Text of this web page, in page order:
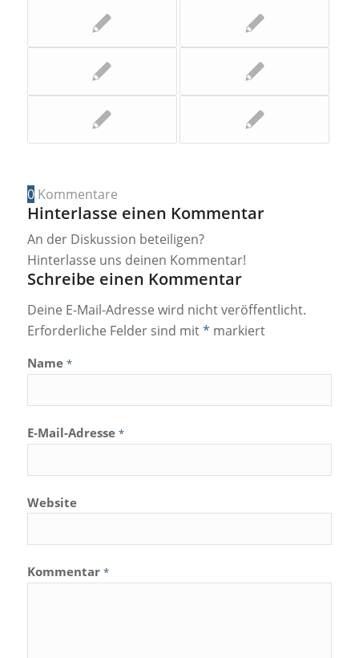
0 Kommentare
Hinterlasse einen Kommentar
An der Diskussion beteiligen?
Hinterlasse uns deinen Kommentar!
Schreibe einen Kommentar
Deine E-Mail-Adresse wird nicht veröffentlicht.
Erforderliche Felder sind mit* markiert
Name *
E-Mail-Adresse *
Website
Kommentar *